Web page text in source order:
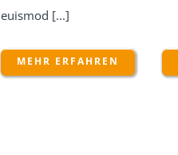
euismod [...]
MEHR ERFAHREN